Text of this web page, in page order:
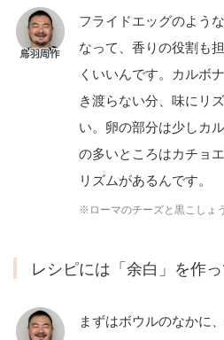
フライドエッグのよう
なって、香りの役割も
くいいんです。カルボ
き渡らない分、味にリ
い。卵の部分は少しカ
の多いところはカチョ
リズムがあるんです。
※ローマのチーズと黒こしょ
レシピには「余白」を作っ
まずはボウルのなかに